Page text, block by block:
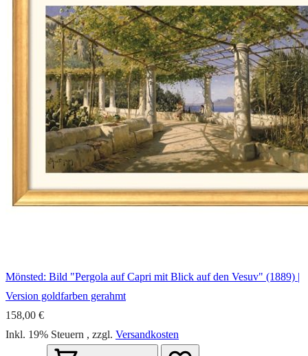
Mönsted: Bild "Pergola auf Capri mit Blick auf den Vesuv" (1889) |
Version goldfarben gerahmt
158,00 €
Inkl. 19% Steuern , zzgl. Versandkosten